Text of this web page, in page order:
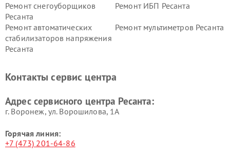
Ремонт снегоуборщиков
Ресанта
Ремонт ИБП Ресанта
Ремонт автоматических
стабилизаторов напряжения
Ресанта
Ремонт мультиметров Ресанта
Контакты сервис центра
Адрес сервисного центра Ресанта:
г. Воронеж, ул. Ворошилова, 1А
Горячая линия:
+7 (473) 201-64-86